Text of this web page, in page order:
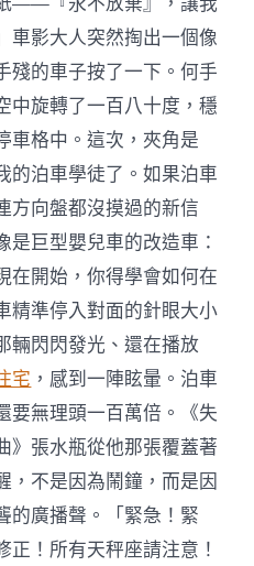
車影大人突然掏出一個像
殘的車子按了一下。何手
中旋轉了一百八十度，穩
車格中。這次，夾角是
泊車學徒了。如果泊車
方向盤都沒摸過的新信
巨型嬰兒車的改造車：
在開始，你得學會如何在
精準停入對面的針眼大小
輛閃閃發光、還在播放
宅 ，感到一陣眩暈。泊車
要無理頭一百萬倍。《失
》張水瓶從他那張覆蓋著
，不是因為鬧鐘，而是因
的廣播聲。「緊急！緊
！所有天秤座請注意！